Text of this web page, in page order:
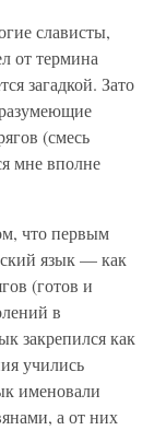
слависты,
от термина
загадкой. Зато
(смесь
мне вполне
что первым
язык — как
(готов и
в
закрепился как
учились
именовали
а от них